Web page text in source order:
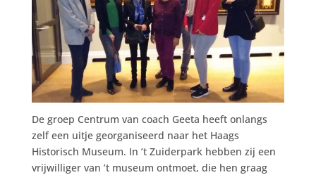
De groep Centrum van coach Geeta heeft onlangs
zelf een uitje georganiseerd naar het Haags
Historisch Museum. In ’t Zuiderpark hebben zij een
vrijwilliger van ’t museum ontmoet, die hen graag